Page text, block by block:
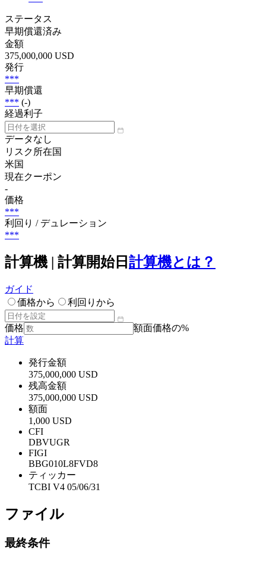
ステータス
早期償還済み
金額
375,000,000 USD
発行
***
早期償還
*** (-)
経過利子
データなし
リスク所在国
米国
現在クーポン
-
価格
***
利回り / デュレーション
***
計算機 | 計算開始日 計算機とは？
ガイド
価格から
利回りから
価格
額面価格の%
計算
発行金額
375,000,000 USD
残高金額
375,000,000 USD
額面
1,000 USD
CFI
DBVUGR
FIGI
BBG010L8FVD8
ティッカー
TCBI V4 05/06/31
ファイル
最終条件